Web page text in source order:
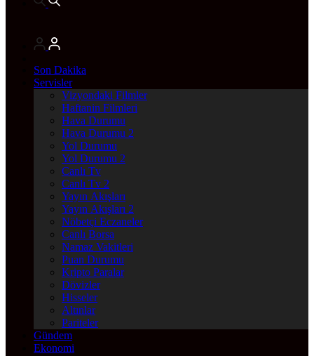
Son Dakika
Servisler
Vizyondaki Filmler
Haftanin Filmleri
Hava Durumu
Hava Durumu 2
Yol Durumu
Yol Durumu 2
Canlı Tv
Canlı Tv 2
Yayın Akışları
Yayın Akışları 2
Nöbetçi Eczaneler
Canlı Borsa
Namaz Vakitleri
Puan Durumu
Kripto Paralar
Dövizler
Hisseler
Altınlar
Pariteler
Gündem
Ekonomi